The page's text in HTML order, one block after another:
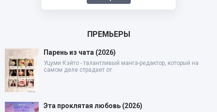
ПРЕМЬЕРЫ
Парень из чата (2026)
Уцуми Кэйто - талантливый манга-редактор, который на
самом деле страдает от
Эта проклятая любовь (2026)